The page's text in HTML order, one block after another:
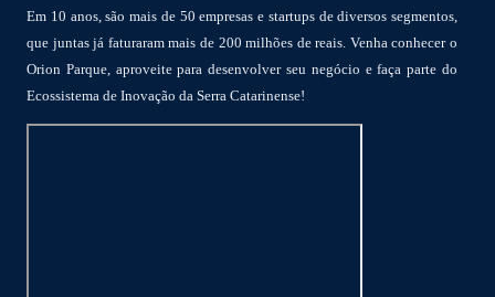
Em 10 anos, são mais de 50 empresas e startups de diversos segmentos,
que juntas já faturaram mais de 200 milhões de reais. Venha conhecer o
Orion Parque, aproveite para desenvolver seu negócio e faça parte do
Ecossistema de Inovação da Serra Catarinense!